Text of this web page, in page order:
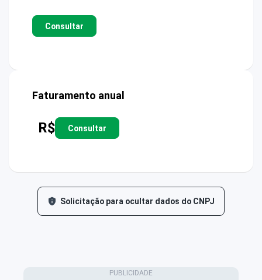
Consultar
Faturamento anual
R$ Consultar
Solicitação para ocultar dados do CNPJ